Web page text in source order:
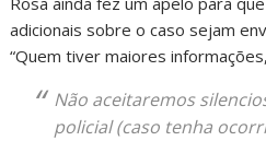
adicionais sobre o caso sejam
“Quem tiver maiores
Não aceitaremos
policial (caso tenha